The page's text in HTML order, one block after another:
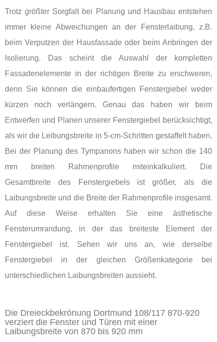
Trotz größter Sorgfalt bei Planung und Hausbau entstehen
immer kleine Abweichungen an der Fensterlaibung, z.B.
beim Verputzen der Hausfassade oder beim Anbringen der
Isolierung. Das scheint die Auswahl der kompletten
Fassadenelemente in der richtigen Breite zu erschweren,
denn Sie können die einbaufertigen Fenstergiebel weder
kürzen noch verlängern. Genau das haben wir beim
Entwerfen und Planen unserer Fenstergiebel berücksichtigt,
als wir die Leibungsbreite in 5-cm-Schritten gestaffelt haben.
Bei der Planung des Tympanons haben wir schon die 140
mm breiten Rahmenprofile miteinkalkuliert. Die
Gesamtbreite des Fenstergiebels ist größer, als die
Laibungsbreite und die Breite der Rahmenprofile insgesamt.
Auf diese Weise erhalten Sie eine ästhetische
Fensterumrandung, in der das breiteste Element der
Fenstergiebel ist. Sehen wir uns an, wie derselbe
Fenstergiebel in der gleichen Größenkategorie bei
unterschiedlichen Laibungsbreiten aussieht.
Die Dreieckbekrönung Dortmund 108/117 870-920
verziert die Fenster und Türen mit einer
Laibungsbreite von 870 bis 920 mm